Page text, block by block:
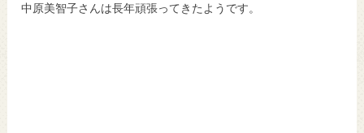
中原美智子さんは長年頑張ってきたようです。